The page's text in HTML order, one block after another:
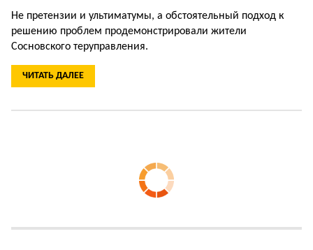
Не претензии и ультиматумы, а обстоятельный подход к
решению проблем продемонстрировали жители
Сосновского теруправления.
ЧИТАТЬ ДАЛЕЕ